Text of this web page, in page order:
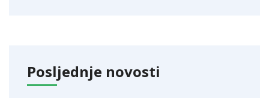
Posljednje novosti